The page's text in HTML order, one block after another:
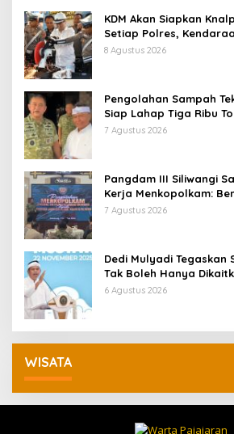
KDM Akan Siapkan
Setiap Polres,
Tertangkap Langsung
8 Agustus 2026
Pengolahan Sampah
Siap Lahap Tiga Ribu
Jawa Barat
7 Agustus 2026
Pangdam III Siliwangi
Kerja Menkopolkam:
Pemerintah
7 Agustus 2026
Dedi Mulyadi Tegaskan
Tak Boleh Hanya
Ekonomi
6 Agustus 2026
WISATA